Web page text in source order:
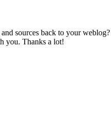
sources back to your
you. Thanks a lot!